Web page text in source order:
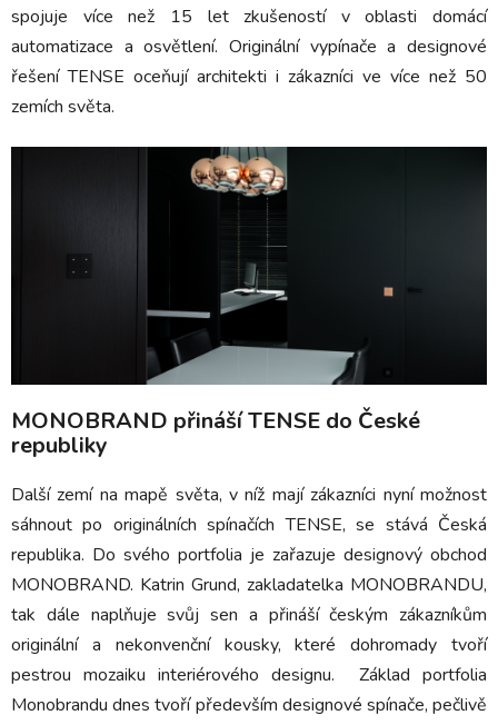
spojuje více než 15 let zkušeností v oblasti domácí
automatizace a osvětlení. Originální vypínače a designové
řešení TENSE oceňují architekti i zákazníci ve více než 50
zemích světa.
MONOBRAND přináší TENSE do České
republiky
Další zemí na mapě světa, v níž mají zákazníci nyní možnost
sáhnout po originálních spínačích TENSE, se stává Česká
republika. Do svého portfolia je zařazuje designový obchod
MONOBRAND. Katrin Grund, zakladatelka MONOBRANDU,
tak dále naplňuje svůj sen a přináší českým zákazníkům
originální a nekonvenční kousky, které dohromady tvoří
pestrou mozaiku interiérového designu. Základ portfolia
Monobrandu dnes tvoří především designové spínače, pečlivě